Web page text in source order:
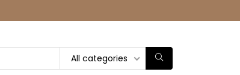
All categories